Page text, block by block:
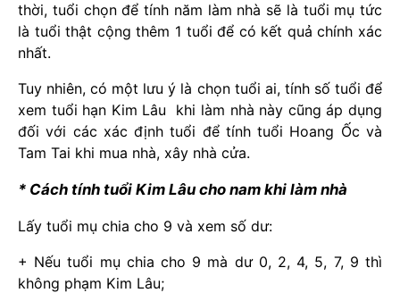
thời, tuổi chọn để tính năm làm nhà sẽ là tuổi mụ tức
là tuổi thật cộng thêm 1 tuổi để có kết quả chính xác
nhất.
Tuy nhiên, có một lưu ý là chọn tuổi ai, tính số tuổi để
xem tuổi hạn Kim Lâu khi làm nhà này cũng áp dụng
đối với các xác định tuổi để tính tuổi Hoang Ốc và
Tam Tai khi mua nhà, xây nhà cửa.
* Cách tính tuổi Kim Lâu cho nam khi làm nhà
Lấy tuổi mụ chia cho 9 và xem số dư:
+ Nếu tuổi mụ chia cho 9 mà dư 0, 2, 4, 5, 7, 9 thì
không phạm Kim Lâu;